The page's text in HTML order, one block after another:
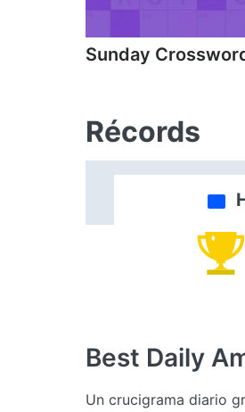
Sunday
Récords
Best Daily
Un crucigrama diario